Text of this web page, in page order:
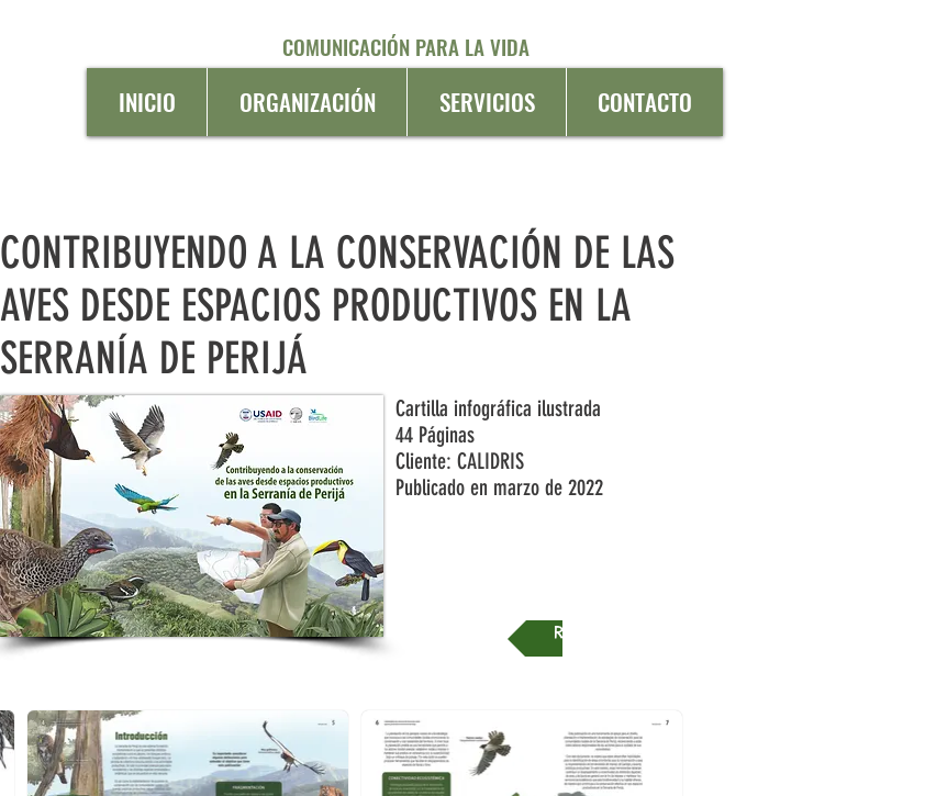
COMUNICACIÓN PARA LA VIDA
INICIO ORGANIZACIÓN SERVICIOS CONTACTO
CONTRIBUYENDO A LA CONSERVACIÓN DE LAS
AVES DESDE ESPACIOS PRODUCTIVOS EN LA
SERRANÍA DE PERIJÁ
Cartilla infográfica ilustrada
44 Páginas
Cliente: CALIDRIS
Publicado en marzo de 2022
REGRESAR